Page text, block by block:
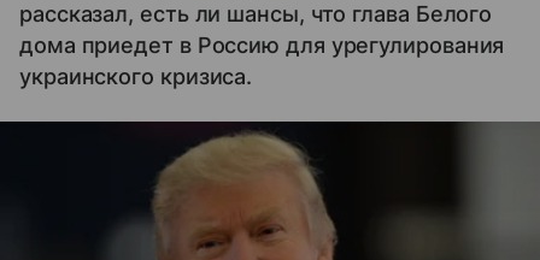
рассказал, есть ли шансы, что глава Белого
дома приедет в Россию для урегулирования
украинского кризиса.